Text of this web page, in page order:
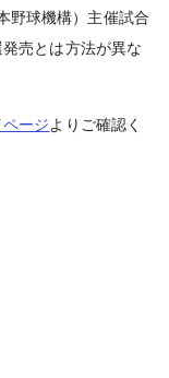
野球機構）主催試合
売とは方法が異な
ージよりご確認く